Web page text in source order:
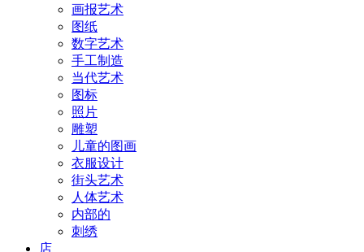
画报艺术
图纸
数字艺术
手工制造
当代艺术
图标
照片
雕塑
儿童的图画
衣服设计
街头艺术
人体艺术
内部的
刺绣
店